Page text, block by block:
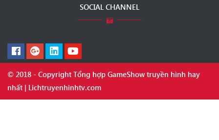
SOCIAL CHANNEL
© 2018 - Copyright Tổng hợp GameShow truyền hình hay
nhất | Lichtruyenhinhtv.com